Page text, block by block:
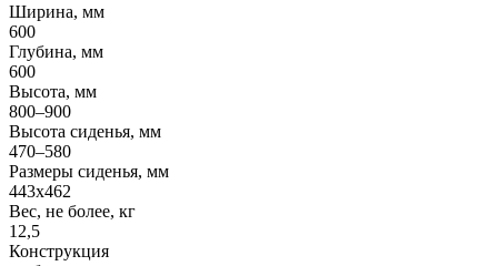
Ширина, мм
600
Глубина, мм
600
Высота, мм
800–900
Высота сиденья, мм
470–580
Размеры сиденья, мм
443x462
Вес, не более, кг
12,5
Конструкция